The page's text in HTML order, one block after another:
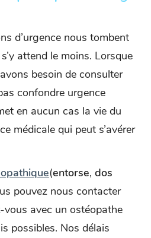
d’urgence nous tombent
attend le moins. Lorsque
besoin de consulter
confondre urgence
en aucun cas la vie du
médicale qui peut s’avérer
(entorse, dos
pouvez nous contacter
vous avec un ostéopathe
possibles. Nos délais